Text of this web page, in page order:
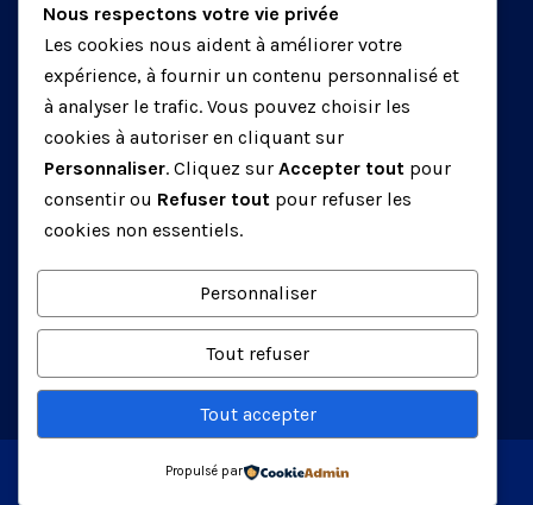
Home
About us
Our Services
Blog Posts
Our History
Contact us
Copyright © 2024 by - Geoport
Nous respectons votre vie privée
Les cookies nous aident à améliorer votre
expérience, à fournir un contenu personnalisé et
à analyser le trafic. Vous pouvez choisir les
cookies à autoriser en cliquant sur
Personnaliser. Cliquez sur Accepter tout pour
consentir ou Refuser tout pour refuser les
cookies non essentiels.
Personnaliser
Tout refuser
Tout accepter
Propulsé par